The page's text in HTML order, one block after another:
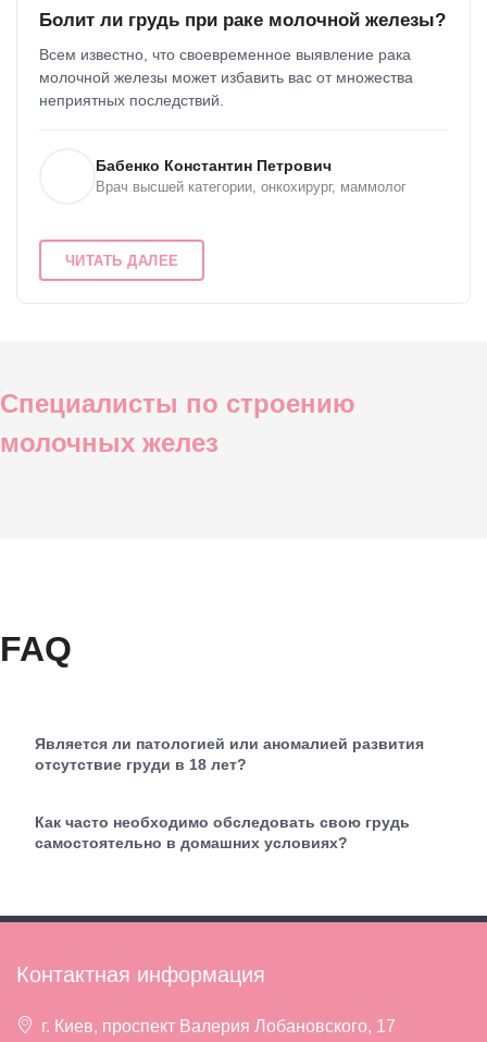
Болит ли грудь при раке молочной железы?
Всем известно, что своевременное выявление рака
молочной железы может избавить вас от множества
неприятных последствий.
Бабенко Константин Петрович
Врач высшей категории, онкохирург, маммолог
ЧИТАТЬ ДАЛЕЕ
Специалисты по строению
молочных желез
FAQ
Является ли патологией или аномалией развития
отсутствие груди в 18 лет?
Как часто необходимо обследовать свою грудь
самостоятельно в домашних условиях?
Контактная информация
г. Киев, проспект Валерия Лобановского, 17